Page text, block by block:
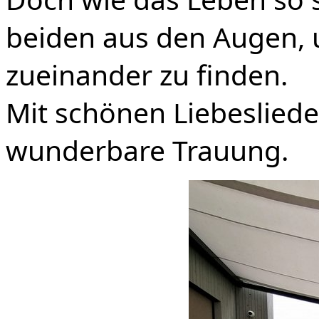
beiden aus den
zueinander zu finden.
Mit schönen
wunderbare Trauung.